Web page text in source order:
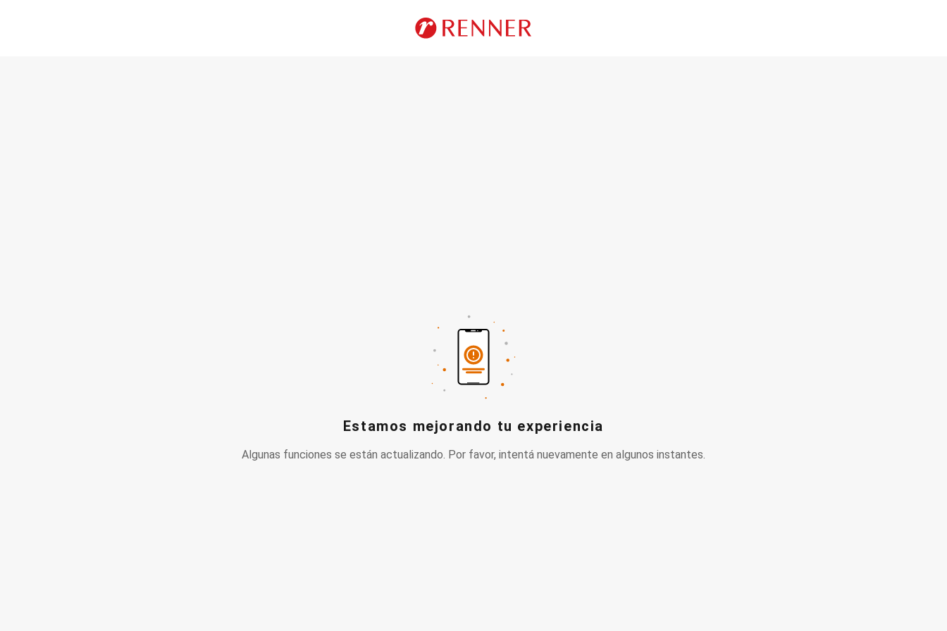
Estamos mejorando tu experiencia
Algunas funciones se están actualizando. Por favor, intentá nuevamente en algunos instantes.